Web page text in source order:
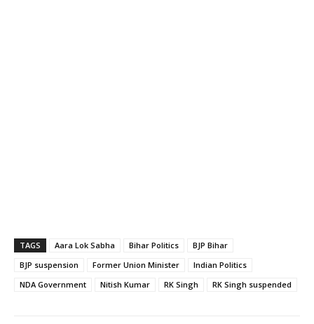
TAGS Aara Lok Sabha Bihar Politics
BJP Bihar
BJP suspension
Former Union Minister
Indian Politics
NDA Government
Nitish Kumar RK Singh RK Singh suspended